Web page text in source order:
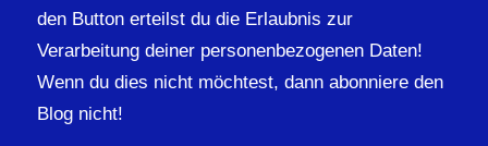
den Button erteilst du die Erlaubnis zur
Verarbeitung deiner personenbezogenen Daten!
Wenn du dies nicht möchtest, dann abonniere den
Blog nicht!